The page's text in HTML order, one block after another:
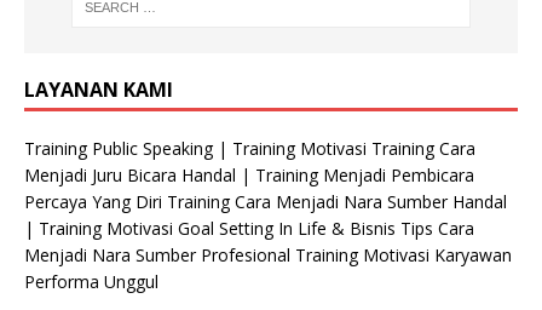
LAYANAN KAMI
Training Public Speaking | Training Motivasi Training Cara
Menjadi Juru Bicara Handal | Training Menjadi Pembicara
Percaya Yang Diri Training Cara Menjadi Nara Sumber Handal
| Training Motivasi Goal Setting In Life & Bisnis Tips Cara
Menjadi Nara Sumber Profesional Training Motivasi Karyawan
Performa Unggul